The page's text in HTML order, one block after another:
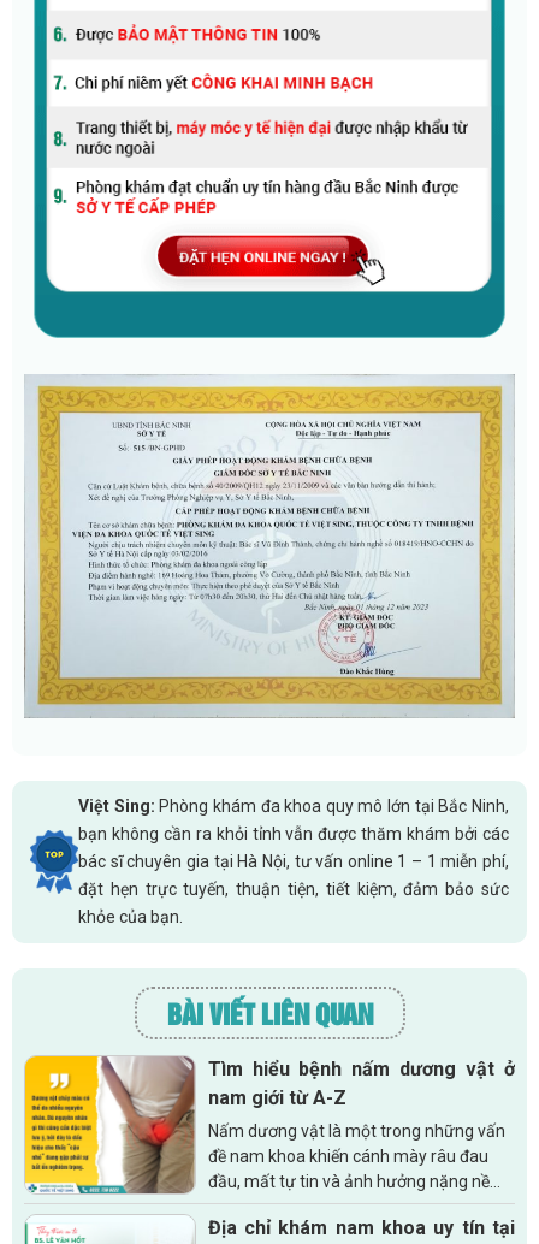
Việt Sing: Phòng khám đa khoa quy mô lớn tại Bắc Ninh,
bạn không cần ra khỏi tỉnh vẫn được thăm khám bởi các
bác sĩ chuyên gia tại Hà Nội, tư vấn online 1 – 1 miễn phí,
đặt hẹn trực tuyến, thuận tiện, tiết kiệm, đảm bảo sức
khỏe của bạn.
BÀI VIẾT LIÊN QUAN
Tìm hiểu bệnh nấm dương vật ở
nam giới từ A-Z
Nấm dương vật là một trong những vấn
đề nam khoa khiến cánh mày râu đau
đầu, mất tự tin và ảnh hưởng nặng nề
đến chất lượng cuộc sống. Hiểu rõ về căn
bệnh này từ nguyên nhân, dấu...
Địa chỉ khám nam khoa uy tín tại